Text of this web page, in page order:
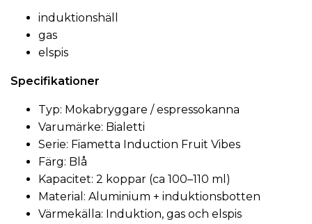
induktionshäll
gas
elspis
Specifikationer
Typ: Mokabryggare / espressokanna
Varumärke: Bialetti
Serie: Fiametta Induction Fruit Vibes
Färg: Blå
Kapacitet: 2 koppar (ca 100–110 ml)
Material: Aluminium + induktionsbotten
Värmekälla: Induktion, gas och elspis